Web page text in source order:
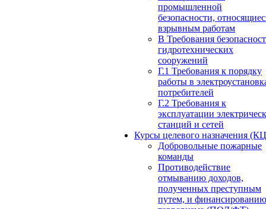
промышленной
безопасности,
взрывным работам
В Требования
гидротехнических
сооружений
Г.1 Требования к порядку
работы в
потребителей
Г.2 Требования к
эксплуатации
станций и сетей
Курсы целевого назначения
Добровольные пожарные
команды
Противодействие
отмыванию доходов,
полученных преступным
путем, и финансированию